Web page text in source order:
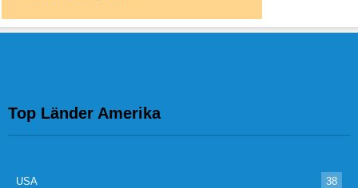
Top Länder Amerika
USA 38